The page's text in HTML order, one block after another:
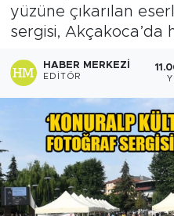
yüzüne çıkarılan
sergisi, Akçakoca’da
HABER MERKEZI
EDITÖR